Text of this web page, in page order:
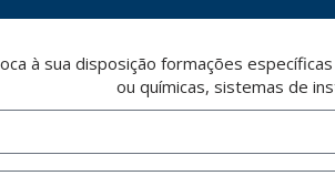
à sua disposição formações
ou químicas, sistemas de